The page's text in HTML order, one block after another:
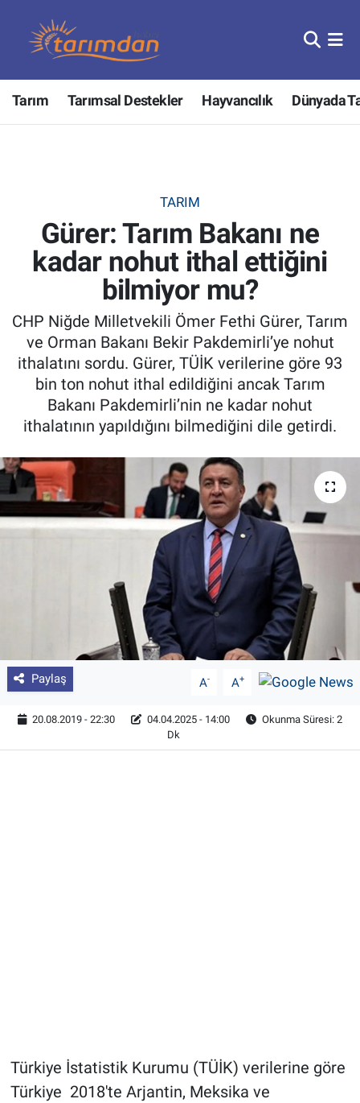
Tarım Tarımsal Destekler Hayvancılık Dünyada
TARIM
Gürer: Tarım Bakanı ne
kadar nohut ithal ettiğini
bilmiyor mu?
CHP Niğde Milletvekili Ömer Fethi Gürer, Tarım
ve Orman Bakanı Bekir Pakdemirli’ye nohut
ithalatını sordu. Gürer, TÜİK verilerine göre 93
bin ton nohut ithal edildiğini ancak Tarım
Bakanı Pakdemirli’nin ne kadar nohut
ithalatının yapıldığını bilmediğini dile getirdi.
Paylaş A- A+
20.08.2019 - 22:30 04.04.2025 - 14:00
Okunma Süresi: 2
Dk
Türkiye İstatistik Kurumu (TÜİK) verilerine göre
Türkiye 2018'te Arjantin, Meksika ve
Tarım
Hayvancılık
Tarımsal Destekler
Tarım Bakanlığı
Tarım Kredi Kooperatifleri
Pankobirlik
Et fiyatları
Tarım Bilgisi
Yetiştirici Soruyor
Üretici Birlikleri
Şeker ve Şekerli Mamüller
Tahıllar ve Baklagiller
Tohum
Nöbetçi Eczaneler
Hava Durumu
Tüm Manşetler
Son Dakika Haberleri